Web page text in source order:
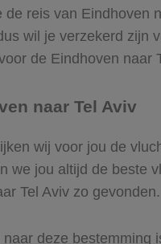
reis van Eindhoven
wil je verzekerd zijn
de Eindhoven naar
naar Tel Aviv
wij voor jou de
we jou altijd de beste
Tel Aviv zo gevonden.
deze bestemming